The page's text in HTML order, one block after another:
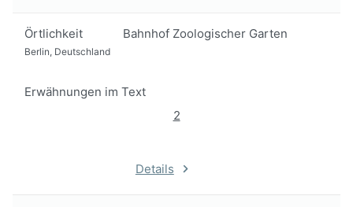
Örtlichkeit Bahnhof Zoologischer Garten
Berlin, Deutschland
Erwähnungen im Text
2
Details